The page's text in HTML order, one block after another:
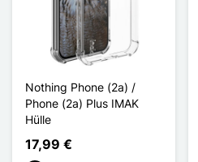
Nothing Phone (2a) /
Phone (2a) Plus IMAK
Hülle
17,99 €